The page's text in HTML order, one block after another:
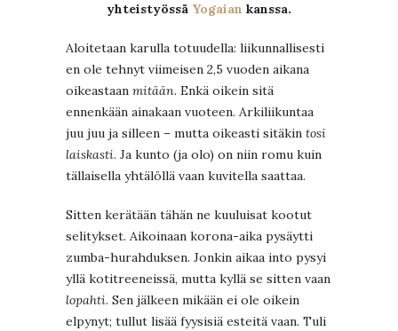
yhteistyössä Yogaian kanssa.
Aloitetaan karulla totuudella: liikunnallisesti
en ole tehnyt viimeisen 2,5 vuoden aikana
oikeastaan mitään. Enkä oikein sitä
ennenkään ainakaan vuoteen. Arkiliikuntaa
juu juu ja silleen – mutta oikeasti sitäkin tosi
laiskasti. Ja kunto (ja olo) on niin romu kuin
tällaisella yhtälöllä vaan kuvitella saattaa.
Sitten kerätään tähän ne kuuluisat kootut
selitykset. Aikoinaan korona-aika pysäytti
zumba-hurahduksen. Jonkin aikaa into pysyi
yllä kotitreeneissä, mutta kyllä se sitten vaan
lopahti. Sen jälkeen mikään ei ole oikein
elpynyt; tullut lisää fyysisiä esteitä vaan. Tuli